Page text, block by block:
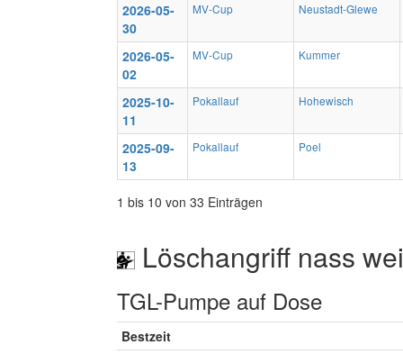
2026-05-
30
MV-Cup Neustadt-Glewe
2026-05-
02
MV-Cup Kummer
2025-10-
11
Pokallauf Hohewisch
2025-09-
13
Pokallauf Poel
1 bis 10 von 33 Einträgen
Löschangriff nass
TGL-Pumpe auf Dose
Bestzeit